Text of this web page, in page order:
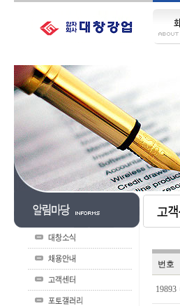
번호
19893